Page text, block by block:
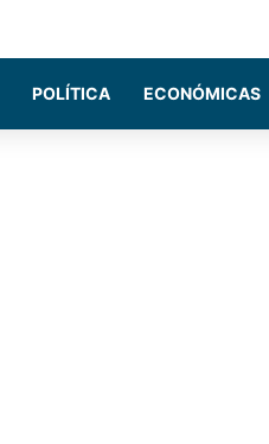
POLÍTICA ECONÓMICAS